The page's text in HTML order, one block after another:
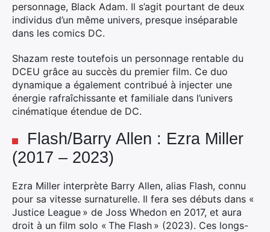
personnage, Black Adam. Il s’agit pourtant de deux
individus d’un même univers, presque inséparable
dans les comics DC.
Shazam reste toutefois un personnage rentable du
DCEU grâce au succès du premier film. Ce duo
dynamique a également contribué à injecter une
énergie rafraîchissante et familiale dans l’univers
cinématique étendue de DC.
Flash/Barry Allen : Ezra Miller
(2017 – 2023)
Ezra Miller interprète Barry Allen, alias Flash, connu
pour sa vitesse surnaturelle. Il fera ses débuts dans «
Justice League » de Joss Whedon en 2017, et aura
droit à un film solo « The Flash » (2023). Ces longs-